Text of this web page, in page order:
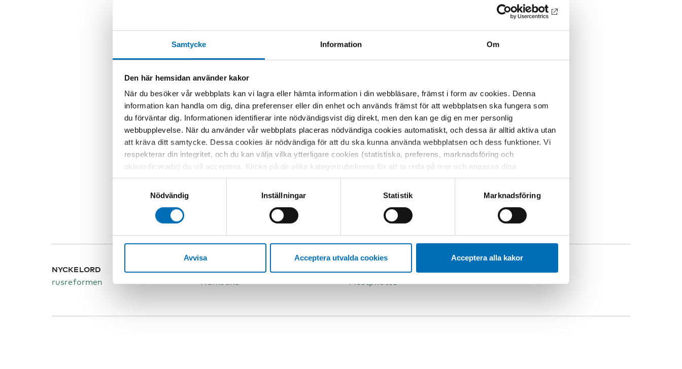
Samtycke Information Om
Den här hemsidan använder kakor
När du besöker vår webbplats kan vi lagra eller hämta information i din webbläsare, främst i form av cookies. Denna
information kan handla om dig, dina preferenser eller din enhet och används främst för att webbplatsen ska fungera som
du förväntar dig. Informationen identifierar inte nödvändigsvist dig direkt, men den kan ge dig en mer personlig
webbupplevelse. När du använder vår webbplats placeras nödvändiga cookies automatiskt, och dessa är alltid aktiva utan
att kräva ditt samtycke. Dessa cookies är nödvändiga för att du ska kunna använda webbplatsen och dess funktioner. Vi
respekterar din integritet, och du kan välja vilka ytterligare cookies (statistiska, preferens, marknadsföring och
oklassificerade) du vill acceptera. Klicka på de olika kategorirubrikerna för att ta reda på mer och anpassa dina
inställningar för cookies. Observera att blockering av cookies kan påverka din upplevelse av webbplatsen och de tjänster
vi erbjuder. Om du har besökt vår webbplats tidigare och accepterat användningen av cookies kan du alltid radera dem
Nödvändig
Inställningar Statistik Marknadsföring
Avvisa Acceptera utvalda cookies Acceptera alla kakor
Enligt det ursprungliga förslaget skulle bruk och innehav av mindre mängder narkotika ha
att sälja och importera, och inneha större mängder narkotika. Aftenposten listar
huvudpunkterna i rusreformeni en artikel inför Arbeiderpartiets partimöte
.
Trots att rusreformen i dess ursprungliga form inte går vidare, fortsätter dess förespråkare
och olika organisationer att jobba för den. Den 2 juni ordnar flera organisationer en
demonstration
för rusreformen.
Norge går till Stortingsval i september, och enligt NRK:s politiska expert Magnus Takvami
programmet Politisk kvarter
, kommer det att ta ett tag innan en stor rusreform återigen
blir aktuell.
DELA
NYCKELORD
rusreformen
KATEGORIER
Narkotika
FOTOGRAF/BILDKÄLLA
Mostphotos